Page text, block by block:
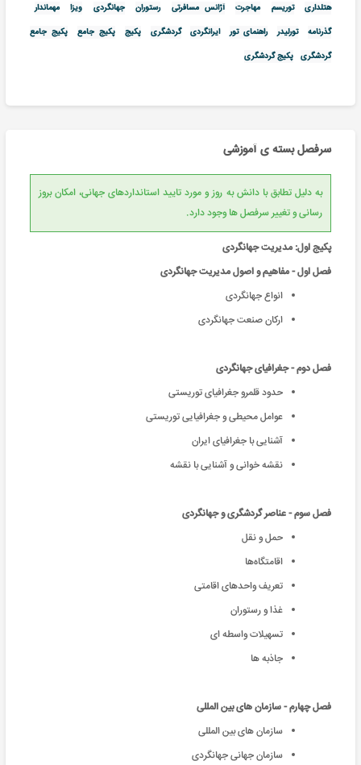
هتلداری توریسم مهاجرت آژانس مسافرتی رستوران جهانگردی ویزا
مهماندار
گذرنامه
تورلیدر راهنمای تور ایرانگردی گردشگری پکیج پکیج جامع
پکیج جامع
گردشگری پکیج گردشگری
سرفصل بسته ی آموزشی
به دلیل تطابق با دانش به روز و مورد تایید استانداردهای جهانی، امکان بروز
رسانی و تغییر سرفصل ها وجود دارد.
پکیج اول: مدیریت جهانگردی
فصل اول - مفاهیم و اصول مدیریت جهانگردی
انواع جهانگردی
اركان صنعت جهانگردی
فصل دوم - جغرافیای جهانگردی
حدود قلمرو جغرافياى توريستى
عوامل محیطی و جغرافیایی توریستی
آشنایی با جغرافیای ایران
نقشه خوانی و آشنایی با نقشه
فصل سوم - عناصر گردشگری و جهانگردی
حمل و نقل
اقامتگاه‌ها
تعریف واحدهای اقامتی
غذا و رستوران
تسهیلات واسطه ای
جاذبه ها
فصل چهارم - سازمان های بین المللی
سازمان های بین المللی
سازمان جهانی جهانگردی